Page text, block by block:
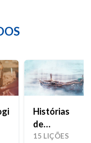
Histórias
de
Esperança
15 LIÇÕES